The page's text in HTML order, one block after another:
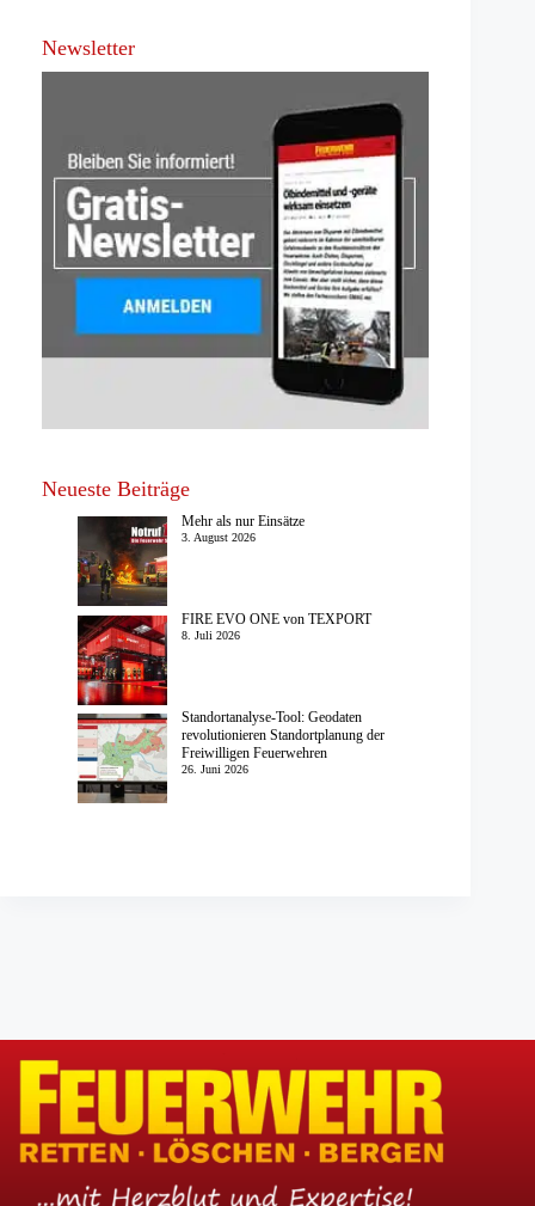
Newsletter
Neueste Beiträge
Mehr als nur Einsätze
3. August 2026
FIRE EVO ONE von TEXPORT
8. Juli 2026
Standortanalyse-Tool: Geodaten
revolutionieren Standortplanung der
Freiwilligen Feuerwehren
26. Juni 2026